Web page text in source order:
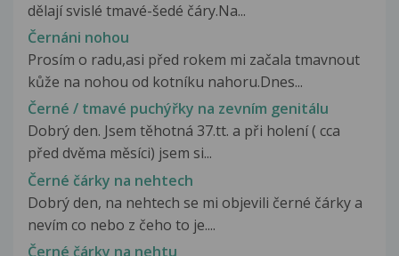
dělají svislé tmavé-šedé čáry.Na...
Černáni nohou
Prosím o radu,asi před rokem mi začala tmavnout
kůže na nohou od kotníku nahoru.Dnes...
Černé / tmavé puchýřky na zevním genitálu
Dobrý den. Jsem těhotná 37.tt. a při holení ( cca
před dvěma měsíci) jsem si...
Černé čárky na nehtech
Dobrý den, na nehtech se mi objevili černé čárky a
nevím co nebo z čeho to je....
Černé čárky na nehtu